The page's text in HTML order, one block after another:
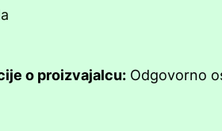
o proizvajalcu: Odgovorno